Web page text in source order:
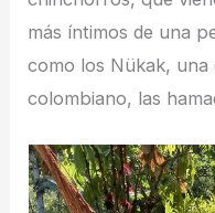
más íntimos de una
como los Nükak, una
colombiano, las